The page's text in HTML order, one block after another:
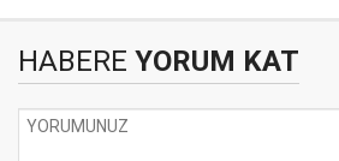
HABERE YORUM KAT